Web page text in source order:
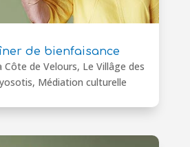
de bienfaisance
Côte de Velours, Le Villâge des
, Médiation culturelle